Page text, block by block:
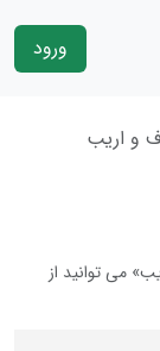
ورود
و اریب
می توانید از